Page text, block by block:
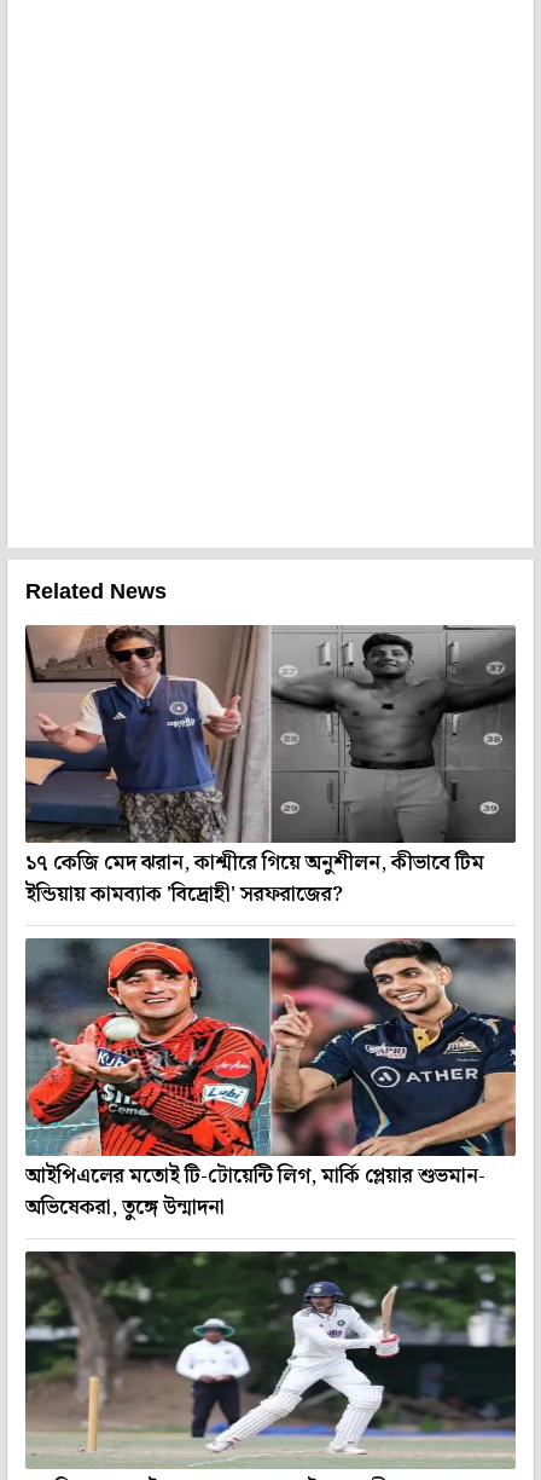
Related News
১৭ কেজি মেদ ঝরান, কাশ্মীরে গিয়ে অনুশীলন, কীভাবে টিম
ইন্ডিয়ায় কামব্যাক 'বিদ্রোহী' সরফরাজের?
আইপিএলের মতোই টি-টোয়েন্টি লিগ, মার্কি প্লেয়ার শুভমান-
অভিষেকরা, তুঙ্গে উন্মাদনা